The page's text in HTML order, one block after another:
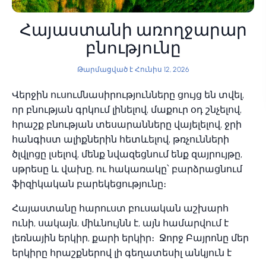
Հայաստանի առողջարար
բնությունը
Թարմացված է Հունիս 12, 2026
Վերջին ուսումնասիրությունները ցույց են տվել,
որ բնության գրկում լինելով, մաքուր օդ շնչելով,
հրաշք բնության տեսարանները վայելելով, ջրի
հանգիստ ալիքներին հետևելով, թռչունների
ծլվլոցը լսելով, մենք նվազեցնում ենք զայրույթը,
սթրեսը և վախը, ու հակառակը՝ բարձրացնում
ֆիզիկական բարեկեցությունը։
Հայաստանը հարուստ բուսական աշխարհ
ունի, սակայն, միևնույնն է, այն համարվում է
լեռնային երկիր, քարի երկիր։ Ջորջ Բայրոնը մեր
երկիրը հրաշքներով լի գեղատեսիլ անկյուն է